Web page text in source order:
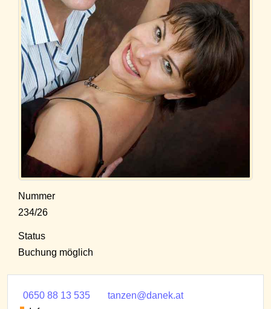
Nummer
234/26
Status
Buchung möglich
0650 88 13 535
tanzen@danek.at